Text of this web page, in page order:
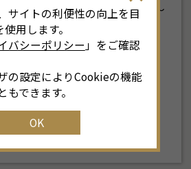
2026年7月25日(土) ～
9月27日(日)
屋市蓬左文庫
古屋市蓬左文庫
芸 サムライアスリート
サイトの利便性の向上を目
用します。
バシーポリシー 」をご確認
の設定によりCookieの機能
できます。
OK